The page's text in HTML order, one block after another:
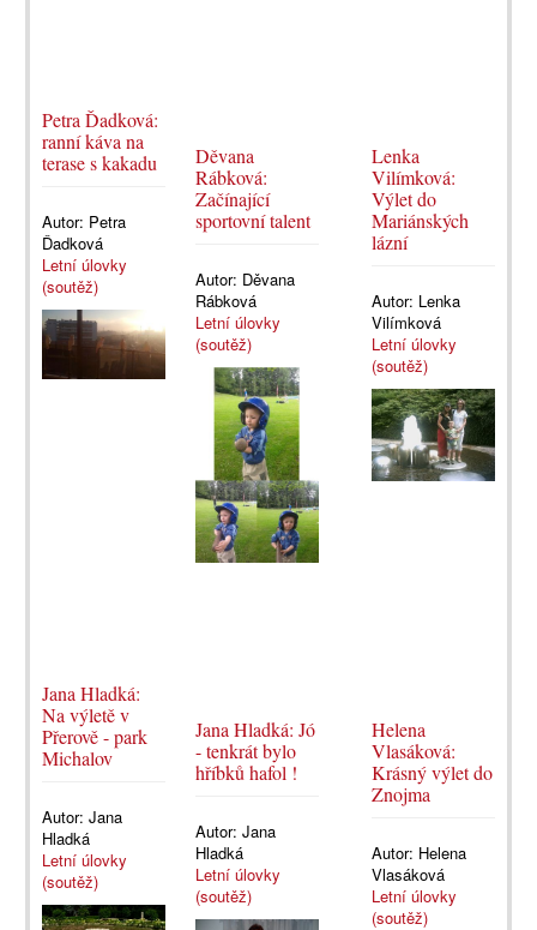
Petra Ďadková:
ranní káva na
terase s kakadu
Autor: Petra
Ďadková
Letní úlovky
(soutěž)
Děvana
Rábková:
Začínající
sportovní talent
Autor: Děvana
Rábková
Letní úlovky
(soutěž)
Lenka
Vilímková:
Výlet do
Mariánských
lázní
Autor: Lenka
Vilímková
Letní úlovky
(soutěž)
Jana Hladká:
Na výletě v
Přerově - park
Michalov
Autor: Jana
Hladká
Letní úlovky
(soutěž)
Jana Hladká: Jó
- tenkrát bylo
hříbků hafol !
Autor:Jana
Hladká
Letní úlovky
(soutěž)
Helena
Vlasáková:
Krásný výlet do
Znojma
Autor: Helena
Vlasáková
Letní úlovky
(soutěž)